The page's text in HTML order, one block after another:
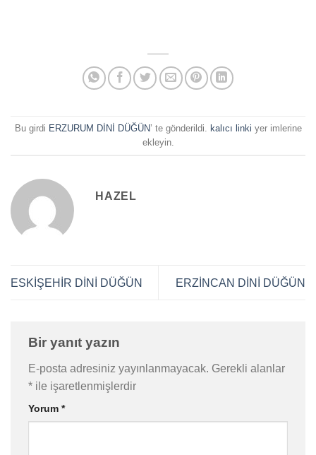
Bu girdi ERZURUM DİNİ DÜĞÜN’ te gönderildi. kalıcı linki yer imlerine
ekleyin.
HAZEL
ESKİŞEHİR DİNİ DÜĞÜN ERZİNCAN DİNİ DÜĞÜN
Bir yanıt yazın
E-posta adresiniz yayınlanmayacak. Gerekli alanlar
* ile işaretlenmişlerdir
Yorum *